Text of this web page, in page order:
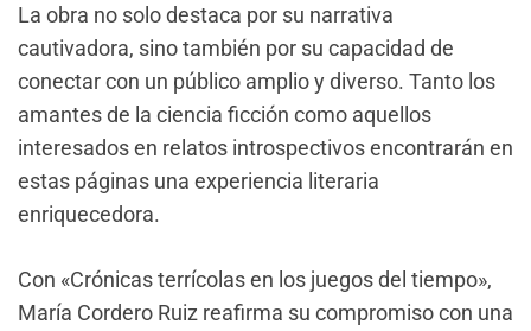
La obra no solo destaca por su narrativa
cautivadora, sino también por su capacidad de
conectar con un público amplio y diverso. Tanto los
amantes de la ciencia ficción como aquellos
interesados en relatos introspectivos encontrarán en
estas páginas una experiencia literaria
enriquecedora.
Con «Crónicas terrícolas en los juegos del tiempo»,
María Cordero Ruiz reafirma su compromiso con una